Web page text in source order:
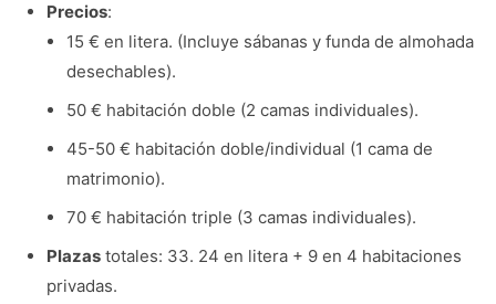
Precios:
15 € en litera. (Incluye sábanas y funda de almohada
desechables).
50 € habitación doble (2 camas individuales).
45-50 € habitación doble/individual (1 cama de
matrimonio).
70 € habitación triple (3 camas individuales).
Plazastotales: 33. 24 en litera + 9 en 4 habitaciones
privadas.